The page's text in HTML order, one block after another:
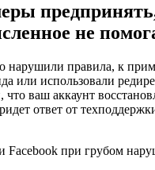
не
нарушили правила, к
или использовали
что ваш аккаунт
ответ от
Facebook при грубом